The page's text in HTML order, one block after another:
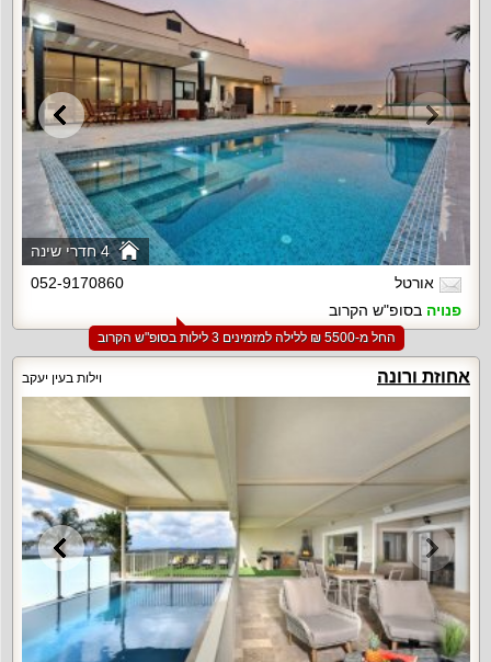
4 חדרי שינה
אורטל
052-9170860
פנויה בסופ"ש הקרוב
החל מ-‏5500 ₪ ללילה למזמינים 3 לילות בסופ"ש הקרוב
אחוזת ורונה וילות בעין יעקב